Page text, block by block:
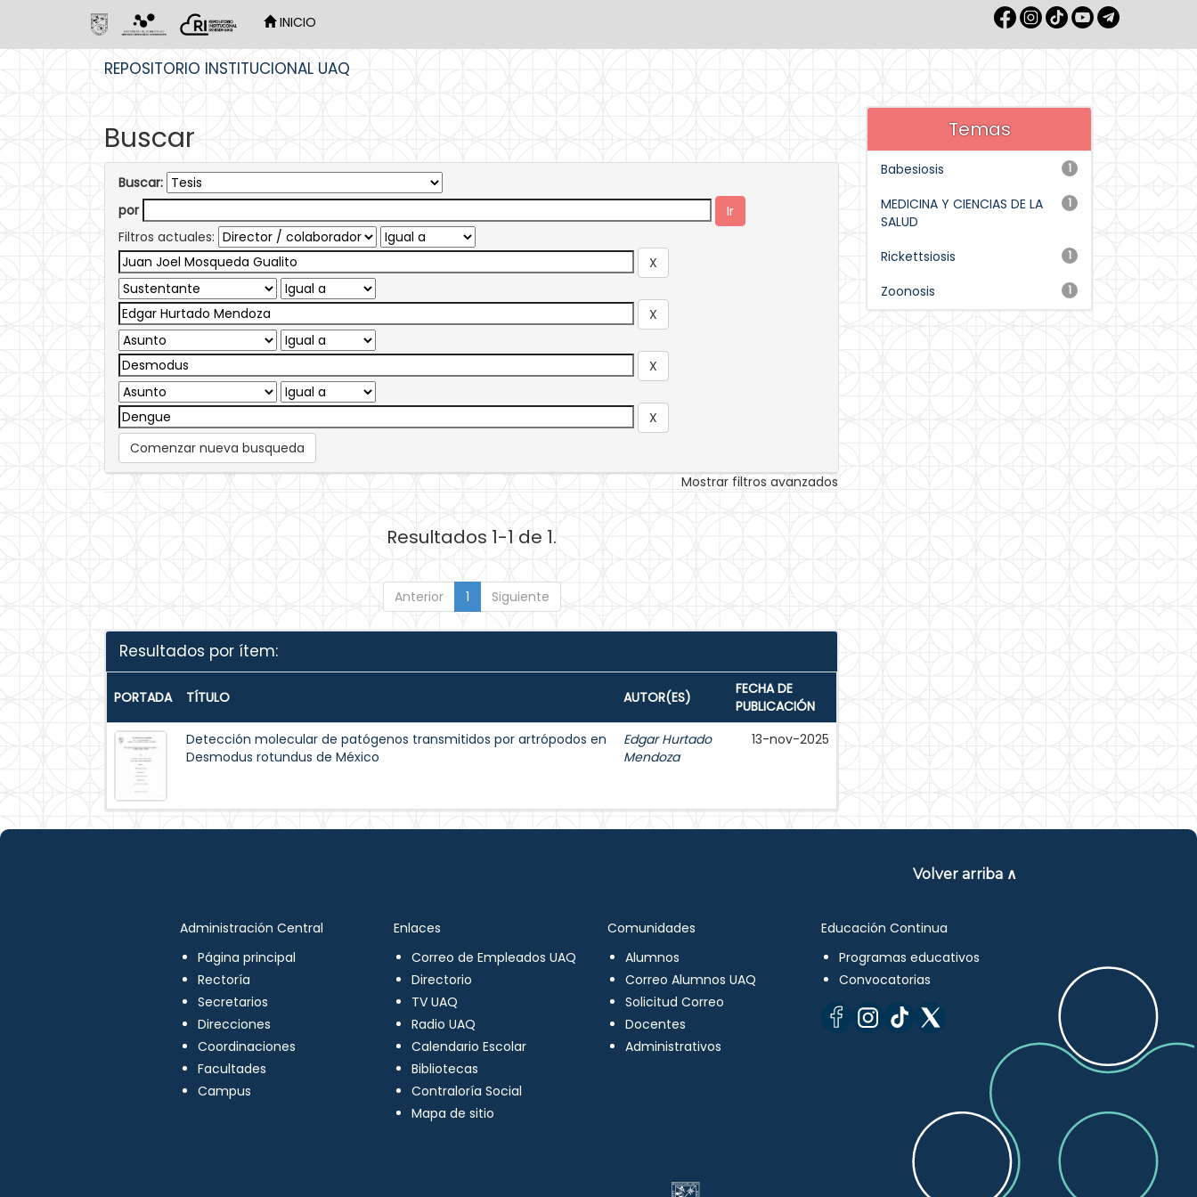
INICIO
REPOSITORIO INSTITUCIONAL UAQ
Buscar
Buscar:
por
Filtros actuales:
Comenzar nueva busqueda
Mostrar filtros avanzados
Resultados 1-1 de 1.
Anterior 1 Siguiente
Resultados por ítem:
PORTADA TÍTULO AUTOR(ES)
FECHA DE
PUBLICACIÓN
Detección molecular de patógenos transmitidos por artrópodos en
Desmodus rotundus de México
Edgar Hurtado
Mendoza
13-nov-2025
Temas
1
Babesiosis
1
MEDICINA Y CIENCIAS DE LA
SALUD
1
Rickettsiosis
1
Zoonosis
Volver arriba ∧
Administración Central
Página principal
Rectoría
Secretarios
Direcciones
Coordinaciones
Facultades
Campus
Enlaces
Correo de Empleados UAQ
Directorio
TV UAQ
Radio UAQ
Calendario Escolar
Bibliotecas
Contraloría Social
Mapa de sitio
Comunidades
Alumnos
Correo Alumnos UAQ
Solicitud Correo
Docentes
Administrativos
Educación Continua
Programas educativos
Convocatorias